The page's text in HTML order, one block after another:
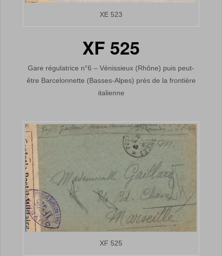
XE 523
XF 525
Gare régulatrice n°6 – Vénissieux (Rhône) puis peut-
être Barcelonnette (Basses-Alpes) près de la frontière
italienne
XF 525